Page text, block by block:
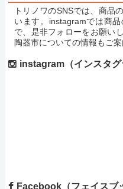
トリノワのSNSでは、商品
います。instagramでは商
で、是非フォローをお願い
陶器市についての情報もご案
instagram（インスタグ
Facebook（フェイスブ